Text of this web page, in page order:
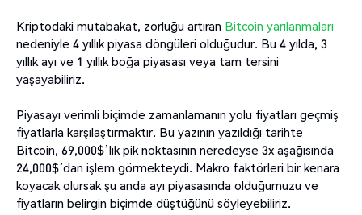
Kriptodaki mutabakat, zorluğu artıran Bitcoin yarılanmaları
nedeniyle 4 yıllık piyasa döngüleri olduğudur. Bu 4 yılda, 3
yıllık ayı ve 1 yıllık boğa piyasası veya tam tersini
yaşayabiliriz.
Piyasayı verimli biçimde zamanlamanın yolu fiyatları geçmiş
fiyatlarla karşılaştırmaktır. Bu yazının yazıldığı tarihte
Bitcoin, 69,000$’lık pik noktasının neredeyse 3x aşağısında
24,000$’dan işlem görmekteydi. Makro faktörleri bir kenara
koyacak olursak şu anda ayı piyasasında olduğumuzu ve
fiyatların belirgin biçimde düştüğünü söyleyebiliriz.